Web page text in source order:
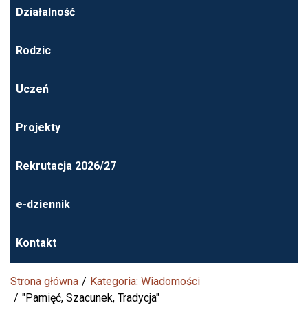
Działalność
Rodzic
Uczeń
Projekty
Rekrutacja 2026/27
e-dziennik
Kontakt
Strona główna
Kategoria: Wiadomości
"Pamięć, Szacunek, Tradycja"